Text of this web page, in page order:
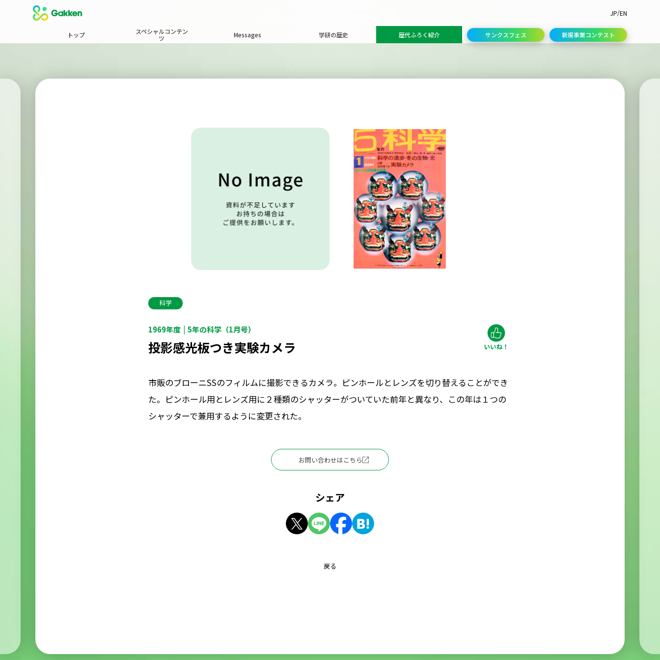
JP/EN
トップ
スペシャルコンテン
ツ
Messages 学研の歴史 歴代ふろく紹介 サンクスフェス 新規事業コンテスト
科学
1969年度 5年の科学（1月号）
投影感光板つき実験カメラ
市販のブローニSSのフィルムに撮影できるカメラ。ピンホールとレンズを切り替えることができ
た。ピンホール用とレンズ用に２種類のシャッターがついていた前年と異なり、この年は１つの
シャッターで兼用するように変更された。
お問い合わせはこちら
シェア
戻る